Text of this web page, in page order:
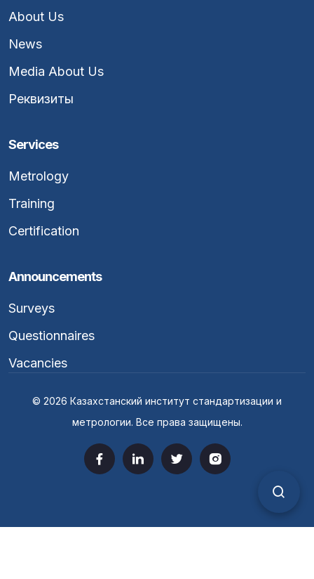
About Us
News
Media About Us
Реквизиты
Services
Metrology
Training
Certification
Announcements
Surveys
Questionnaires
Vacancies
© 2026 Казахстанский институт стандартизации и
метрологии. Все права защищены.